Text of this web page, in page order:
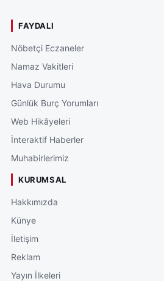
FAYDALI
Nöbetçi Eczaneler
Namaz Vakitleri
Hava Durumu
Günlük Burç Yorumları
Web Hikâyeleri
İnteraktif Haberler
Muhabirlerimiz
KURUMSAL
Hakkımızda
Künye
İletişim
Reklam
Yayın İlkeleri